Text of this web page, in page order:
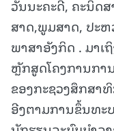
ວັນນະຄະດີ, ຄະນິດ
ສາດ,ພູມສາດ, ປະ
ພາສາອັງກິດ . ມາເ
ຫຼັກສູດໂຄງການກາ
ຂອງກະຊວງສຶກສາ
ອີງຕາມການຂຶ້ນທະ